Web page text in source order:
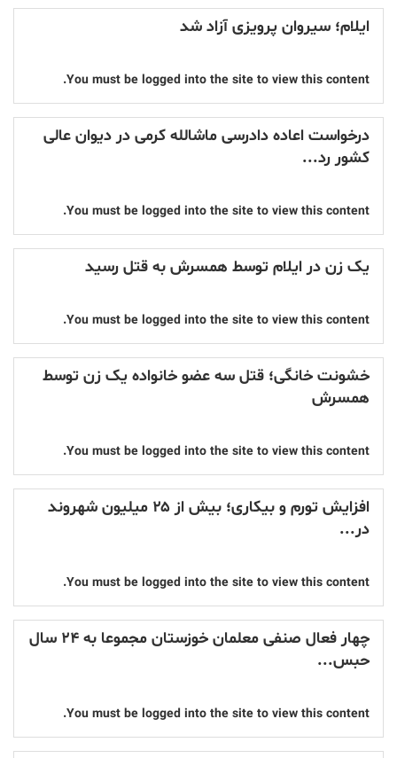
ایلام؛ سیروان پرویزی آزاد شد
You must be logged into the site to view this content.
درخواست اعاده دادرسی ماشالله کرمی در دیوان عالی
کشور رد...
You must be logged into the site to view this content.
یک زن در ایلام توسط همسرش به قتل رسید
You must be logged into the site to view this content.
خشونت خانگی؛ قتل سه عضو خانواده یک زن توسط
همسرش
You must be logged into the site to view this content.
افزایش تورم و بیکاری؛ بیش از ۲۵ میلیون شهروند
در...
You must be logged into the site to view this content.
چهار فعال صنفی معلمان خوزستان مجموعا به ۲۴ سال
حبس...
You must be logged into the site to view this content.